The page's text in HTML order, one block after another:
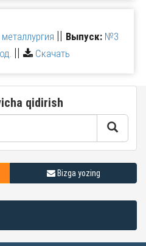
|| Выпуск: №3
|| Скачать
qidirish
Bizga yozing